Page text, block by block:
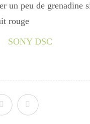
un peu de grenadine
rouge